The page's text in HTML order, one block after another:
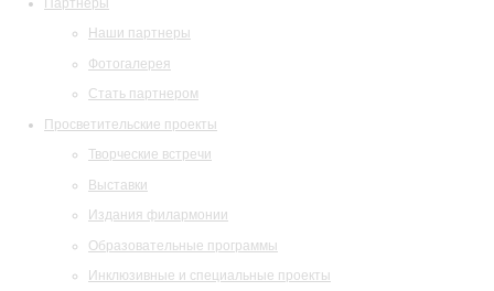
Наши партнеры
Фотогалерея
Стать партнером
Просветительские проекты
Творческие встречи
Выставки
Издания филармонии
Образовательные программы
Инклюзивные и специальные проекты